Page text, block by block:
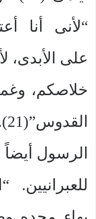
“لأنى أنا
على الأبدى،
خلاصكم،
الرسول